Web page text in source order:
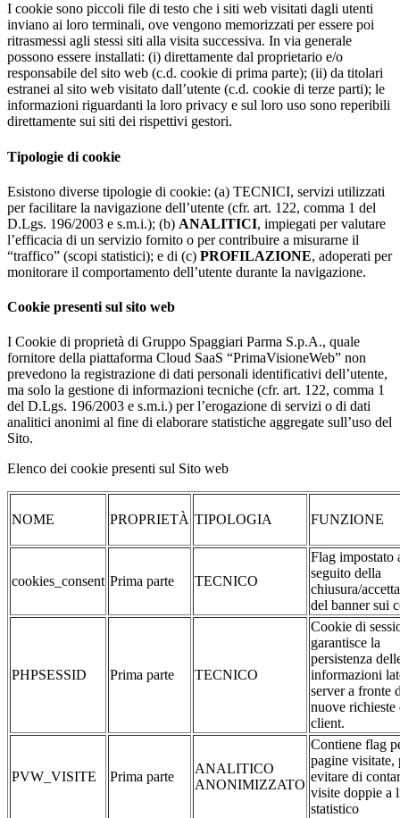
I cookie sono piccoli file di testo che i siti web visitati dagli utenti
inviano ai loro terminali, ove vengono memorizzati per essere poi
ritrasmessi agli stessi siti alla visita successiva. In via generale
possono essere installati: (i) direttamente dal proprietario e/o
responsabile del sito web (c.d. cookie di prima parte); (ii) da titolari
estranei al sito web visitato dall’utente (c.d. cookie di terze parti); le
informazioni riguardanti la loro privacy e sul loro uso sono reperibili
direttamente sui siti dei rispettivi gestori.
Tipologie di cookie
Esistono diverse tipologie di cookie: (a) TECNICI, servizi utilizzati
per facilitare la navigazione dell’utente (cfr. art. 122, comma 1 del
D.Lgs. 196/2003 e s.m.i.); (b) ANALITICI, impiegati per valutare
l’efficacia di un servizio fornito o per contribuire a misurarne il
“traffico” (scopi statistici); e di (c) PROFILAZIONE, adoperati per
monitorare il comportamento dell’utente durante la navigazione.
Cookie presenti sul sito web
I Cookie di proprietà di Gruppo Spaggiari Parma S.p.A., quale
fornitore della piattaforma Cloud SaaS “PrimaVisioneWeb” non
prevedono la registrazione di dati personali identificativi dell’utente,
ma solo la gestione di informazioni tecniche (cfr. art. 122, comma 1
del D.Lgs. 196/2003 e s.m.i.) per l’erogazione di servizi o di dati
analitici anonimi al fine di elaborare statistiche aggregate sull’uso del
Sito.
Elenco dei cookie presenti sul Sito web
NOME PROPRIETÀ TIPOLOGIA FUNZIONE
cookies_consent Prima parte TECNICO
Flag impostato
seguito della
chiusura/
del banner sui
PHPSESSID Prima parte TECNICO
Cookie di
garantisce la
persistenza
informazioni
server a fronte
nuove richieste
client.
PVW_VISITE Prima parte
ANALITICO
ANONIMIZZATO
Contiene flag
pagine visitate,
evitare di
visite doppie a
statistico